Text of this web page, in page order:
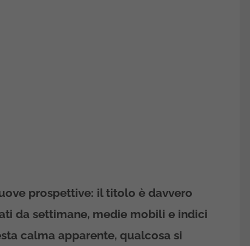
prospettive: il titolo è davvero
da settimane, medie mobili e indici
calma apparente, qualcosa si